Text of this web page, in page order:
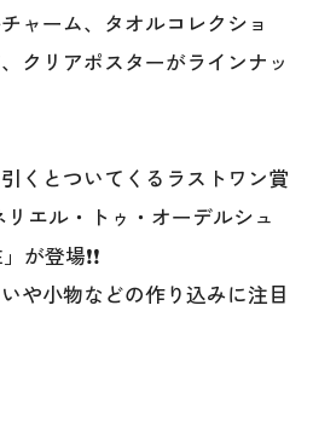
ャーム、タオルコレクショ
クリアポスターがラインナッ
くとついてくるラストワン賞
エル・トゥ・オーデルシュ
が登場❗❗
や小物などの作り込みに注目